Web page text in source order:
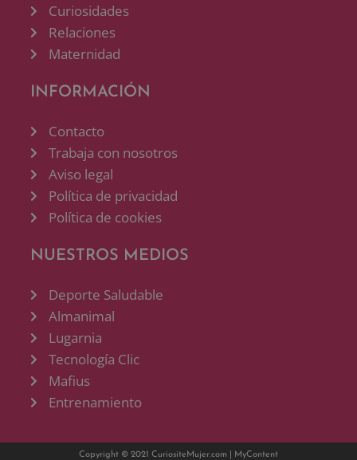
Curiosidades
Relaciones
Maternidad
INFORMACIÓN
Contacto
Trabaja con nosotros
Aviso legal
Política de privacidad
Política de cookies
NUESTROS MEDIOS
Deporte Saludable
Almanimal
Lugarnia
Tecnología Clic
Mafius
Entrenamiento
Copyright © 2021 CuriositeMujer.com | MyContent